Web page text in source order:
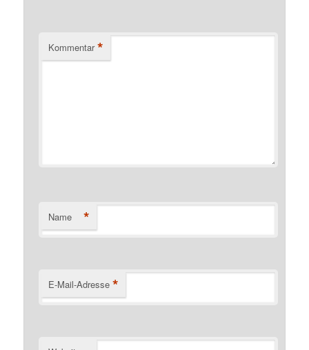
Kommentar *
Name *
E-Mail-Adresse *